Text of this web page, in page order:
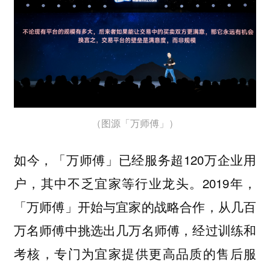
（图源「万师傅」）
如今，「万师傅」已经服务超120万企业用
户，其中不乏宜家等行业龙头。2019年，
「万师傅」开始与宜家的战略合作，从几百
万名师傅中挑选出几万名师傅，经过训练和
考核，专门为宜家提供更高品质的售后服